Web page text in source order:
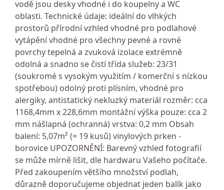
vodě jsou desky vhodné i do koupelny a WC
oblasti. Technické údaje: ideální do vlhkých
prostorů přírodní vzhled vhodné pro podlahové
vytápění vhodné pro všechny pevné a rovné
povrchy tepelná a zvuková izolace extrémně
odolná a snadno se čistí třída služeb: 23/31
(soukromé s vysokým využitím / komerční s nízkou
spotřebou) odolný proti plísním, vhodné pro
alergiky, antistatický nekluzký materiál rozměr: cca
1168,4mm x 228,6mm montážní výška pouze: cca 2
mm nášlapná (ochranná) vrstva: 0,2 mm Obsah
balení: 5,07m² (= 19 kusů) vinylových prken -
borovice UPOZORNĚNÍ: Barevný vzhled fotografií
se může mírně lišit, dle hardwaru Vašeho počítače.
Před zakoupením většího množství podlah,
důrazně doporučujeme objednat jeden balík jako